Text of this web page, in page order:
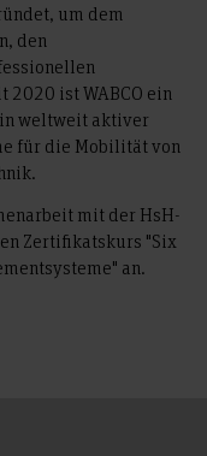
um dem
den
2020 ist WABCO ein
weltweit aktiver
für die Mobilität von
mit der HsH-
Zertifikatskurs "Six
an.